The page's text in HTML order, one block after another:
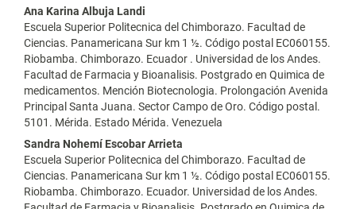
Contenido
principal
del
artículo
Ana Karina Albuja Landi
Escuela Superior Politecnica del Chimborazo. Facultad de
Ciencias. Panamericana Sur km 1 ½. Código postal EC060155.
Riobamba. Chimborazo. Ecuador . Universidad de los Andes.
Facultad de Farmacia y Bioanalisis. Postgrado en Quimica de
medicamentos. Mención Biotecnologia. Prolongación Avenida
Principal Santa Juana. Sector Campo de Oro. Código postal.
5101. Mérida. Estado Mérida. Venezuela
Sandra Nohemí Escobar Arrieta
Escuela Superior Politecnica del Chimborazo. Facultad de
Ciencias. Panamericana Sur km 1 ½. Código postal EC060155.
Riobamba. Chimborazo. Ecuador. Universidad de los Andes.